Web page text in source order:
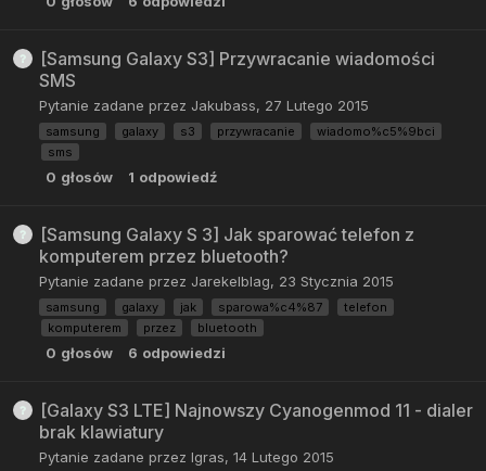
[Samsung Galaxy S3] Przywracanie wiadomości
SMS
Pytanie zadane przez Jakubass, 27 Lutego 2015
samsung galaxy s3 przywracanie
wiadomo%c5%9bci
sms
0 głosów 1 odpowiedź
[Samsung Galaxy S 3] Jak sparować telefon z
komputerem przez bluetooth?
Pytanie zadane przez Jarekelblag, 23 Stycznia 2015
samsung galaxy jak sparowa%c4%87
telefon
komputerem
przez bluetooth
0 głosów 6 odpowiedzi
[Galaxy S3 LTE] Najnowszy Cyanogenmod 11 - dialer
brak klawiatury
Pytanie zadane przez Igras, 14 Lutego 2015